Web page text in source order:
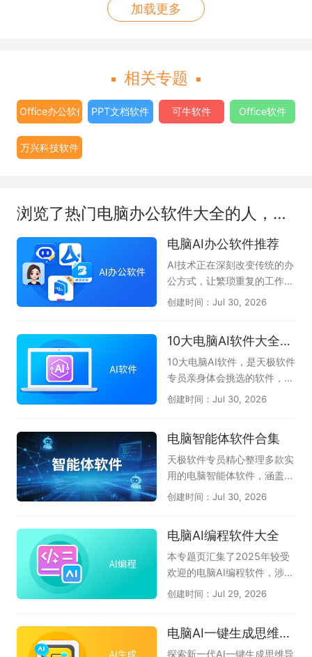
加载更多
相关专题
Office办公软件 PPT文档软件 可牛软件 Office软件
万兴科技软件
浏览了热门电脑办公软件大全的人，还浏览了
电脑AI办公软件推荐
AI技术正在深刻改变传统的办
公方式，让繁琐重复的工作变
得高效又轻松。无论是文案撰
公软件都能像得力助手一样，
帮你快速理清思路并输出高质
量成果。它们将复杂的操作简
化为几句对话指令，大幅降低
在创意与决策上，真正实现事
半功倍的智慧办公。本专题为
大家整理了一批实用的电脑AI
S AI、智能对话的豆包AI助
见，以及扣子、博思AIPPT、
360AI办公、Cherry Studio
等工具，帮助你找到适合自己
创建时间：Jul 30, 2026
10大电脑AI软件大全-办公学习必备
10大电脑AI软件，是天极软件
专员亲身体会挑选的软件，无
论是AI问答、AI创作、AI答
升我们的办公效率和学习拓
展，不懂就问AI，真正体会到
了AI与人协同的魅力。本专题
共收集了DClaw、TRAE Wor
k、豆包、腾讯元宝、千问、
端较好用的AI软件，希望对大
家有帮助。如果您觉得好用的
话，可以收藏本专题。如果在
请联系软件客服反馈。（此专
推荐10款。）
创建时间：Jul 30, 2026
电脑智能体软件合集
天极软件专员精心整理多款实
用的电脑智能体软件，涵盖Q
Claw、AiPy爱派、WorkBud
体应用，助力办公、创作、高
效算力赋能电脑智能操作，一
站式了解热门电脑智能体工
具。
创建时间：Jul 30, 2026
电脑AI编程软件大全
本专题页汇集了2025年较受
欢迎的电脑AI编程软件，涉及
CodeBuddy腾讯云代码助
e、豆包AI编程、夸克AI编
程、Cursor、CodeGeeX插
创建时间：Jul 29, 2026
电脑AI一键生成思维导图软件大全
探索新一代AI一键生成思维导